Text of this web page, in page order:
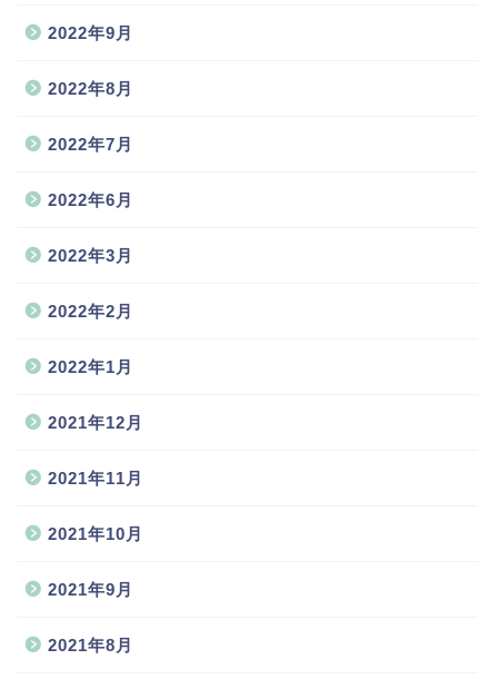
2022年9月
2022年8月
2022年7月
2022年6月
2022年3月
2022年2月
2022年1月
2021年12月
2021年11月
2021年10月
2021年9月
2021年8月